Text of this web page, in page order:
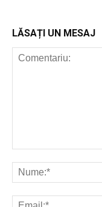
LĂSAȚI UN MESAJ